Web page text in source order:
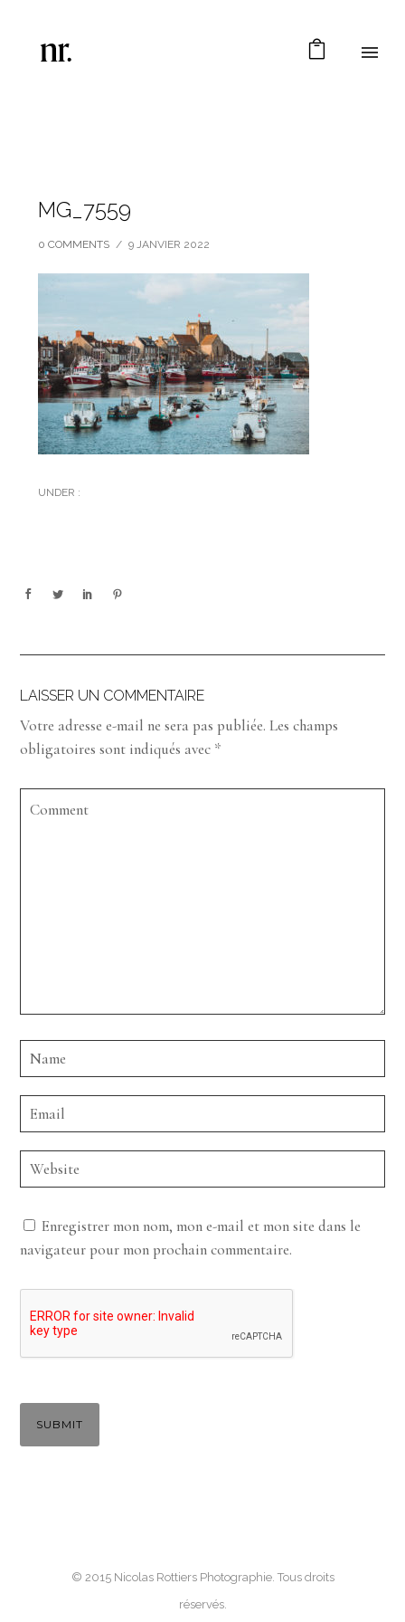
MG_7559
0 COMMENTS / 9 JANVIER 2022
UNDER :
LAISSER UN COMMENTAIRE
Votre adresse e-mail ne sera pas publiée. Les champs
obligatoires sont indiqués avec *
Enregistrer mon nom, mon e-mail et mon site dans le
navigateur pour mon prochain commentaire.
© 2015 Nicolas Rottiers Photographie. Tous droits
réservés.